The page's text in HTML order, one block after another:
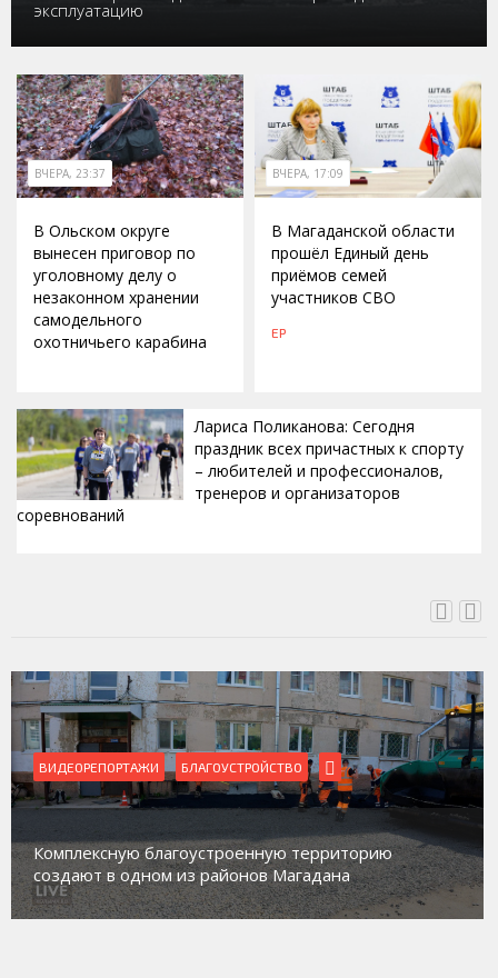
эксплуатацию
ВЧЕРА, 23:37
В Ольском округе
вынесен приговор по
уголовному делу о
незаконном хранении
самодельного
охотничьего карабина
ВЧЕРА, 17:09
В Магаданской области
прошёл Единый день
приёмов семей
участников СВО
ЕР
Лариса Поликанова: Сегодня
праздник всех причастных к спорту
– любителей и профессионалов,
тренеров и организаторов
соревнований
ВИДЕОРЕПОРТАЖИ
Магадан присоединился к пилотному проекту по
работе с несовершеннолетними из групп
социального риска «Переправа»